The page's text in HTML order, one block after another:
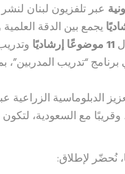
عبر تلفزيون لبنان لنشر
يجمع بين الدقة
11موضوعًا إرشاديًا
“تدريب
الدبلوماسية الزراعية
وقريبًا مع السعودية،
نُحضّر لإطلاق: